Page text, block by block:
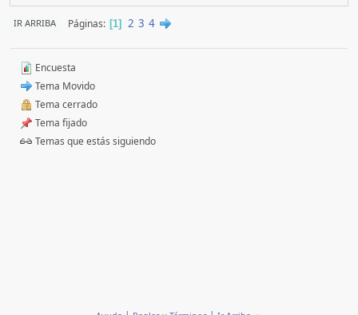
IR ARRIBA Páginas 1 2 3 4
Encuesta
Tema Movido
Tema cerrado
Tema fijado
Temas que estás siguiendo